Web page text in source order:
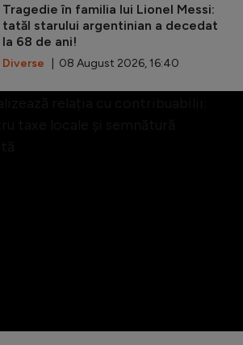
Tragedie în familia lui Lionel Messi:
tatăl starului argentinian a decedat
la 68 de ani!
Diverse | 08 August 2026, 16:40